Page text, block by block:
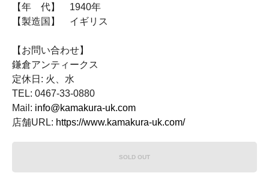
【年 代】 1940年
【製造国】 イギリス
【お問い合わせ】
鎌倉アンティークス
定休日: 火、水
TEL: 0467-33-0880
Mail: info@kamakura-uk.com
店舗URL: https://www.kamakura-uk.com/
SOLD OUT